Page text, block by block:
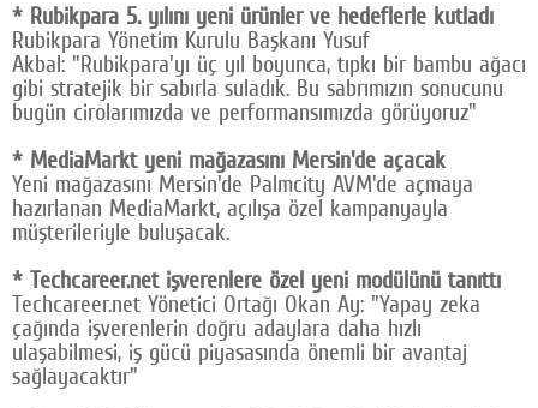
* Rubikpara 5. yılını yeni ürünler ve hedeflerle kutladı
Rubikpara Yönetim Kurulu Başkanı Yusuf
Akbal: "Rubikpara'yı üç yıl boyunca, tıpkı bir bambu ağacı
gibi stratejik bir sabırla suladık. Bu sabrımızın sonucunu
bugün cirolarımızda ve performansımızda görüyoruz"
* MediaMarkt yeni mağazasını Mersin'de açacak
Yeni mağazasını Mersin'de Palmcity AVM'de açmaya
hazırlanan MediaMarkt, açılışa özel kampanyayla
müşterileriyle buluşacak.
* Techcareer.net işverenlere özel yeni modülünü tanıttı
Techcareer.net Yönetici Ortağı Okan Ay: "Yapay zeka
çağında işverenlerin doğru adaylara daha hızlı
ulaşabilmesi, iş gücü piyasasında önemli bir avantaj
sağlayacaktır"